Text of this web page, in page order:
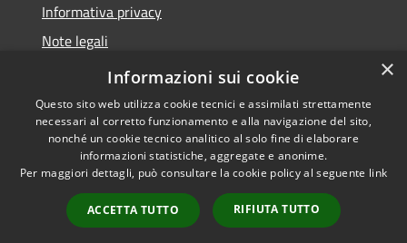
Informativa privacy
Note legali
Dichiarazione di accessibilità
Accessibilità
Copyright © 2026 • Comune di
Ploaghe • Powered by
Municipium•
Accesso
redazione
×
Informazioni sui cookie
Questo sito web utilizza cookie tecnici e assimilati strettamente
necessari al corretto funzionamento e alla navigazione del sito,
nonché un cookie tecnico analitico al solo fine di elaborare
informazioni statistiche, aggregate e anonime.
Per maggiori dettagli, può consultare la cookie policy al seguente link
ACCETTA TUTTO RIFIUTA TUTTO